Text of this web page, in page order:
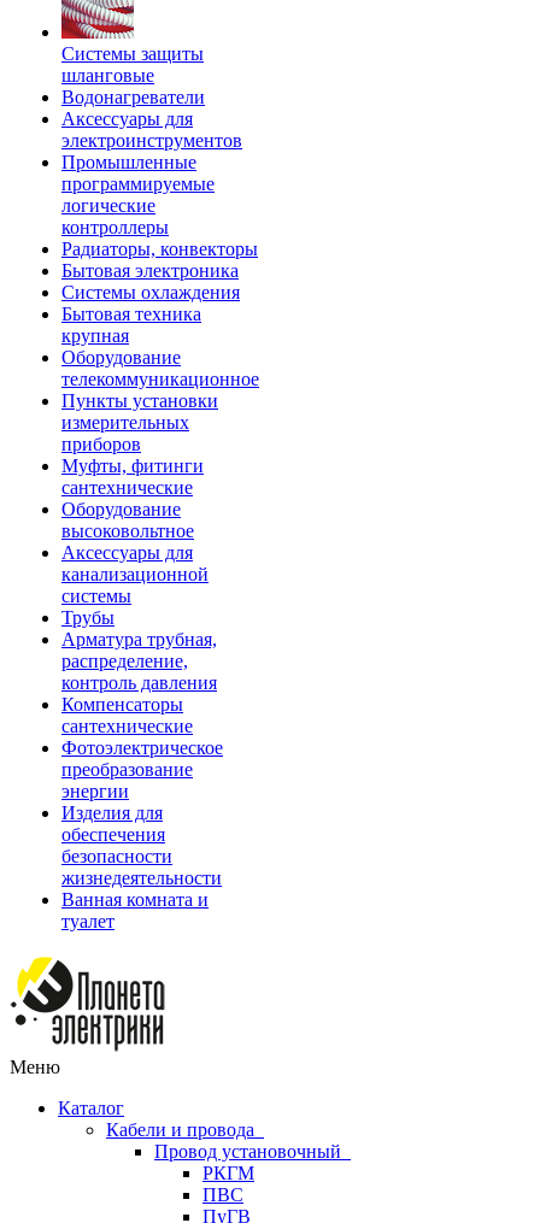
Системы защиты
шланговые
Водонагреватели
Аксессуары для
электроинструментов
Промышленные
программируемые
логические
контроллеры
Радиаторы, конвекторы
Бытовая электроника
Системы охлаждения
Бытовая техника
крупная
Оборудование
телекоммуникационное
Пункты установки
измерительных
приборов
Муфты, фитинги
сантехнические
Оборудование
высоковольтное
Аксессуары для
канализационной
системы
Трубы
Арматура трубная,
распределение,
контроль давления
Компенсаторы
сантехнические
Фотоэлектрическое
преобразование
энергии
Изделия для
обеспечения
безопасности
жизнедеятельности
Ванная комната и
туалет
Меню
Каталог
Кабели и провода
Провод установочный
РКГМ
ПВС
ПуГВ